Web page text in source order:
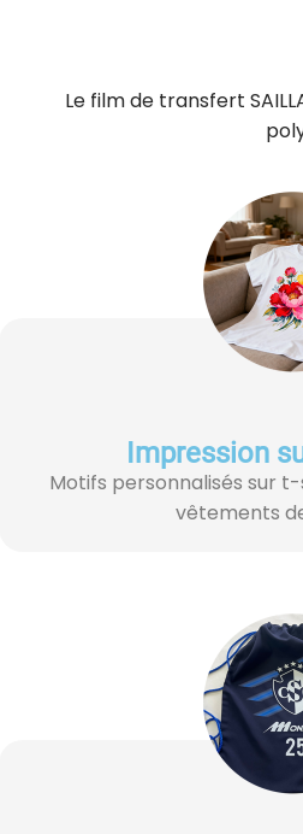
Le film de transfert
Impression
Motifs personnalisés sur
vêtements